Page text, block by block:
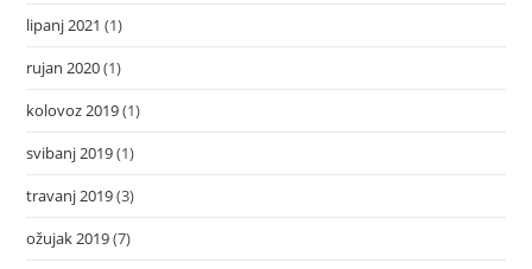
lipanj 2021 (1)
rujan 2020(1)
kolovoz 2019(1)
svibanj 2019(1)
travanj 2019(3)
ožujak 2019(7)